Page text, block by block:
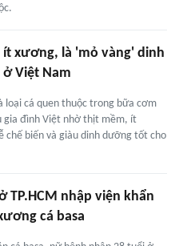
ít xương, là 'mỏ vàng' dinh
Việt Nam
loại cá quen thuộc trong bữa cơm
gia đình Việt nhờ thịt mềm, ít
chế biến và giàu dinh dưỡng tốt cho
TP.HCM nhập viện khẩn
cá basa